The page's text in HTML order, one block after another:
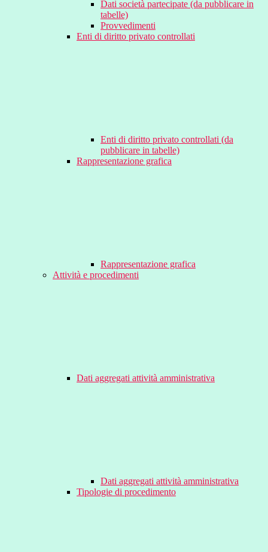
Dati società partecipate (da pubblicare in
tabelle)
Provvedimenti
Enti di diritto privato controllati
Enti di diritto privato controllati (da
pubblicare in tabelle)
Rappresentazione grafica
Rappresentazione grafica
Attività e procedimenti
Dati aggregati attività amministrativa
Dati aggregati attività amministrativa
Tipologie di procedimento